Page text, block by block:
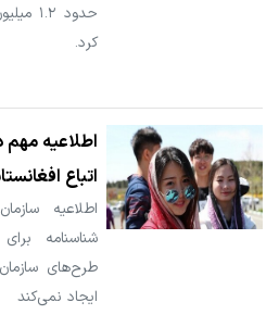
حدود
کرد.
اطلاعیه‌ مهم
اتباع
اطلاعیه‌
شناسنامه
طرح‌های
ایجاد نمی‌کند